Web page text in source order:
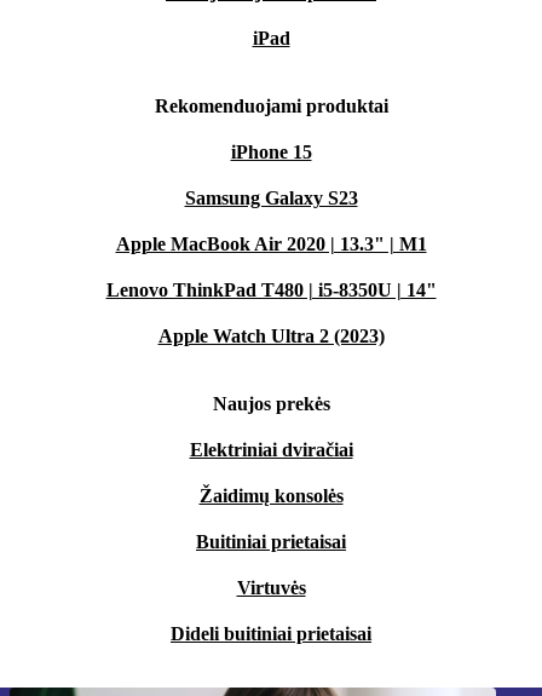
iPad
Rekomenduojami produktai
iPhone 15
Samsung Galaxy S23
Apple MacBook Air 2020 | 13.3" | M1
Lenovo ThinkPad T480 | i5-8350U | 14"
Apple Watch Ultra 2 (2023)
Naujos prekės
Elektriniai dviračiai
Žaidimų konsolės
Buitiniai prietaisai
Virtuvės
Dideli buitiniai prietaisai